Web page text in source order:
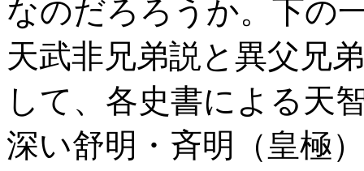
なのだろろうか。下の
天武非兄弟説と異父兄
して、各史書による天
深い舒明・斉明（皇極